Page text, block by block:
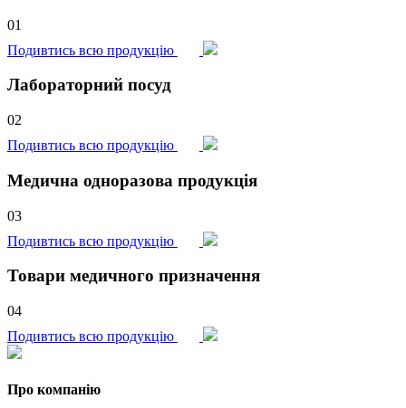
01
Подивтись всю продукцію
Лабораторний посуд
02
Подивтись всю продукцію
Медична одноразова продукція
03
Подивтись всю продукцію
Товари медичного призначення
04
Подивтись всю продукцію
Про компанію